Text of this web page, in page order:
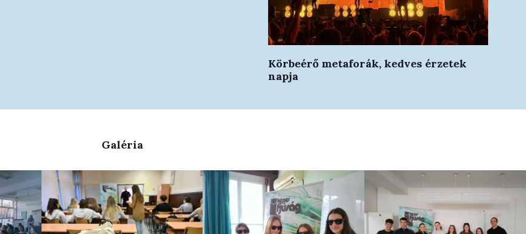
Körbeérő metaforák, kedves érzetek
napja
Galéria